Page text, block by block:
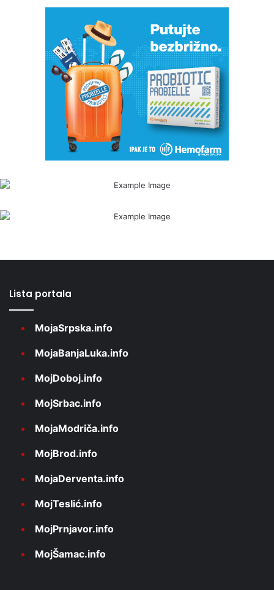
Lista portala
MojaSrpska.info
MojaBanjaLuka.info
MojDoboj.info
MojSrbac.info
MojaModriča.info
MojBrod.info
MojaDerventa.info
MojTeslić.info
MojPrnjavor.info
MojŠamac.info